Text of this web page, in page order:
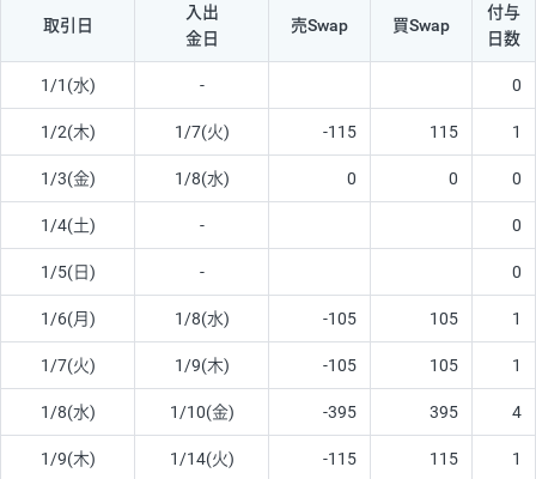
取引日
入出
金日
売Swap 買Swap
付与
日数
1/1(水) - 0
1/2(木) 1/7(火) -115 115 1
1/3(金) 1/8(水) 0 0 0
1/4(土) - 0
1/5(日) - 0
1/6(月) 1/8(水) -105 105 1
1/7(火) 1/9(木) -105 105 1
1/8(水) 1/10(金) -395 395 4
1/9(木) 1/14(火) -115 115 1